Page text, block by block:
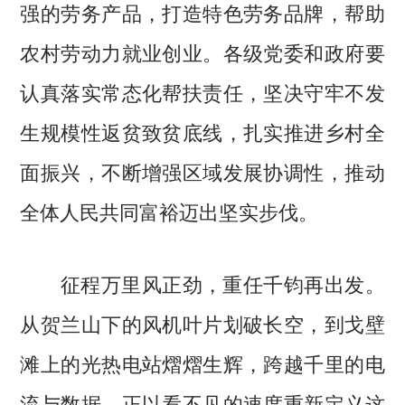
强的劳务产品，打造特色劳务品牌，帮助
农村劳动力就业创业。各级党委和政府要
认真落实常态化帮扶责任，坚决守牢不发
生规模性返贫致贫底线，扎实推进乡村全
面振兴，不断增强区域发展协调性，推动
全体人民共同富裕迈出坚实步伐。
征程万里风正劲，重任千钧再出发。
从贺兰山下的风机叶片划破长空，到戈壁
滩上的光热电站熠熠生辉，跨越千里的电